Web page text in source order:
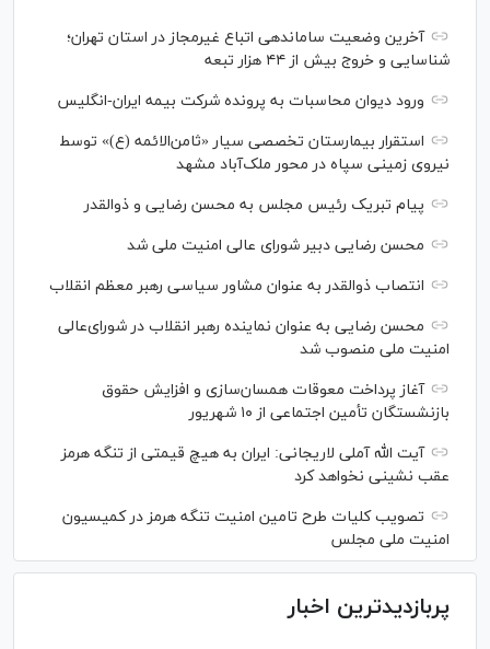
آخرین وضعیت ساماندهی اتباع غیرمجاز در استان تهران؛
شناسایی و خروج بیش از ۴۴ هزار تبعه
ورود دیوان محاسبات به پرونده شرکت بیمه ایران-انگلیس
استقرار بیمارستان تخصصی سیار «ثامن‌الائمه (ع)» توسط
نیروی زمینی سپاه در محور ملک‌آباد مشهد
پیام تبریک رئیس مجلس به محسن رضایی و ذوالقدر
محسن رضایی دبیر شورای عالی امنیت ملی شد
انتصاب ذوالقدر به عنوان مشاور سیاسی رهبر معظم انقلاب
محسن رضایی به عنوان نماینده رهبر انقلاب در شورای‌عالی
امنیت ملی منصوب شد
آغاز پرداخت معوقات همسان‌سازی و افزایش حقوق
بازنشستگان تأمین اجتماعی از ۱۰ شهریور
آیت الله آملی لاریجانی: ایران به هیچ قیمتی از تنگه هرمز
عقب نشینی نخواهد کرد
تصویب کلیات طرح تامین امنیت تنگه هرمز در کمیسیون
امنیت ملی مجلس
پربازدیدترین اخبار